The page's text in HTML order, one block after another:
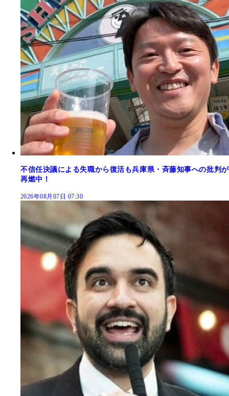
不信任決議による失職から復活も兵庫県・斉藤知事への批判が
再燃中！
2026年08月07日 07:30